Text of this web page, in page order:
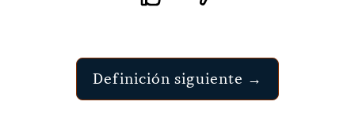
Definición siguiente →